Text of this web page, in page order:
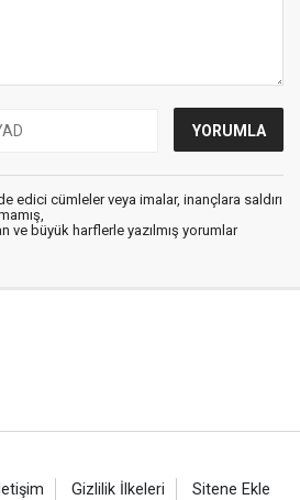
edici cümleler veya imalar, inançlara saldırı
ve büyük harflerle yazılmış yorumlar
Gizlilik İlkeleri Sitene Ekle